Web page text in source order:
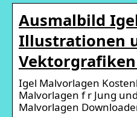
Ausmalbild
Illustrationen
Igel Malvorlagen
Malvorlagen f r Jung
Malvorlagen